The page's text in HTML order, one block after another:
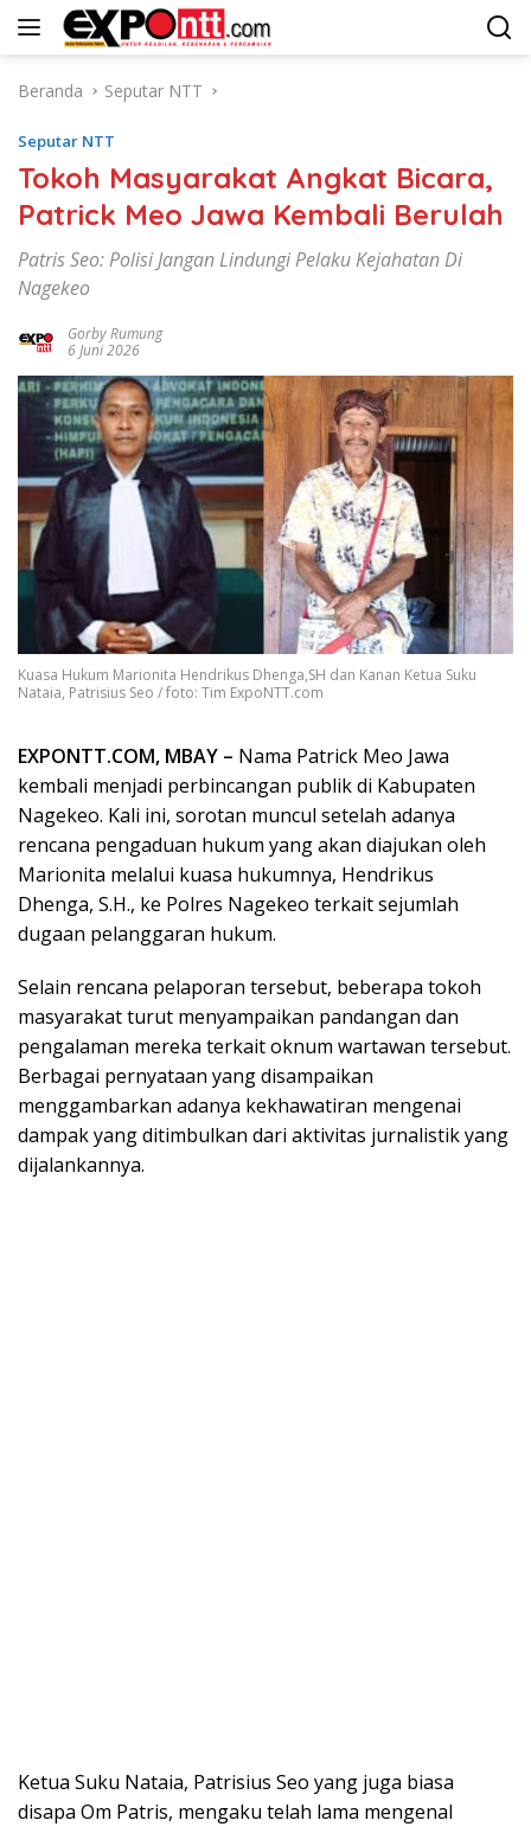
Langsung
Beranda
Seputar NTT
Seputar NTT
Tokoh Masyarakat Angkat Bicara,
Patrick Meo Jawa Kembali Berulah
Patris Seo: Polisi Jangan Lindungi Pelaku Kejahatan Di
Nagekeo
Gorby Rumung
6 Juni 2026
Kuasa Hukum Marionita Hendrikus Dhenga,SH dan Kanan Ketua Suku
Nataia, Patrisius Seo / foto: Tim ExpoNTT.com
EXPONTT.COM, MBAY – Nama Patrick Meo Jawa
kembali menjadi perbincangan publik di Kabupaten
Nagekeo. Kali ini, sorotan muncul setelah adanya
rencana pengaduan hukum yang akan diajukan oleh
Marionita melalui kuasa hukumnya, Hendrikus
Dhenga, S.H., ke Polres Nagekeo terkait sejumlah
dugaan pelanggaran hukum.
Selain rencana pelaporan tersebut, beberapa tokoh
masyarakat turut menyampaikan pandangan dan
pengalaman mereka terkait oknum wartawan tersebut.
Berbagai pernyataan yang disampaikan
menggambarkan adanya kekhawatiran mengenai
dampak yang ditimbulkan dari aktivitas jurnalistik yang
dijalankannya.
Ketua Suku Nataia, Patrisius Seo yang juga biasa
disapa Om Patris, mengaku telah lama mengenal